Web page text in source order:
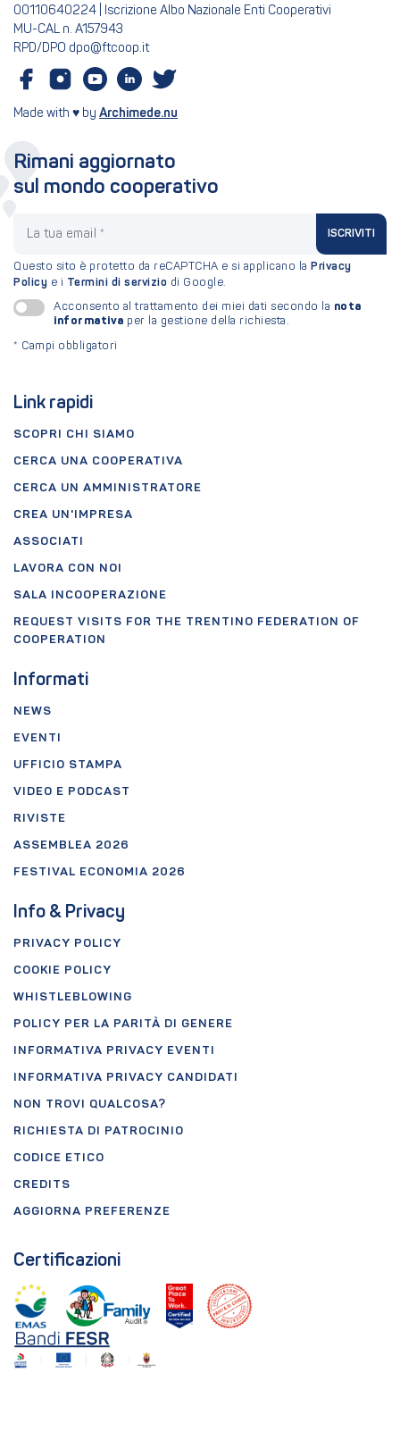
00110640224 | Iscrizione Albo Nazionale Enti Cooperativi
MU-CAL n. A157943
RPD/DPO dpo@ftcoop.it
Made with ♥ by Archimede.nu
Link rapidi
SCOPRI CHI SIAMO
CERCA UNA COOPERATIVA
CERCA UN AMMINISTRATORE
CREA UN'IMPRESA
ASSOCIATI
LAVORA CON NOI
SALA INCOOPERAZIONE
REQUEST VISITS FOR THE TRENTINO FEDERATION OF
COOPERATION
Informati
NEWS
EVENTI
UFFICIO STAMPA
VIDEO E PODCAST
RIVISTE
ASSEMBLEA 2026
FESTIVAL ECONOMIA 2026
Info & Privacy
PRIVACY POLICY
COOKIE POLICY
WHISTLEBLOWING
POLICY PER LA PARITÀ DI GENERE
INFORMATIVA PRIVACY EVENTI
INFORMATIVA PRIVACY CANDIDATI
NON TROVI QUALCOSA?
RICHIESTA DI PATROCINIO
CODICE ETICO
CREDITS
AGGIORNA PREFERENZE
Certificazioni
Rimani aggiornato
sul mondo cooperativo
ISCRIVITI
Questo sito è protetto da reCAPTCHA e si applicano la Privacy
Policy e i Termini di servizio di Google.
Acconsento al trattamento dei miei dati secondo la nota
informativa per la gestione della richiesta.
* Campi obbligatori